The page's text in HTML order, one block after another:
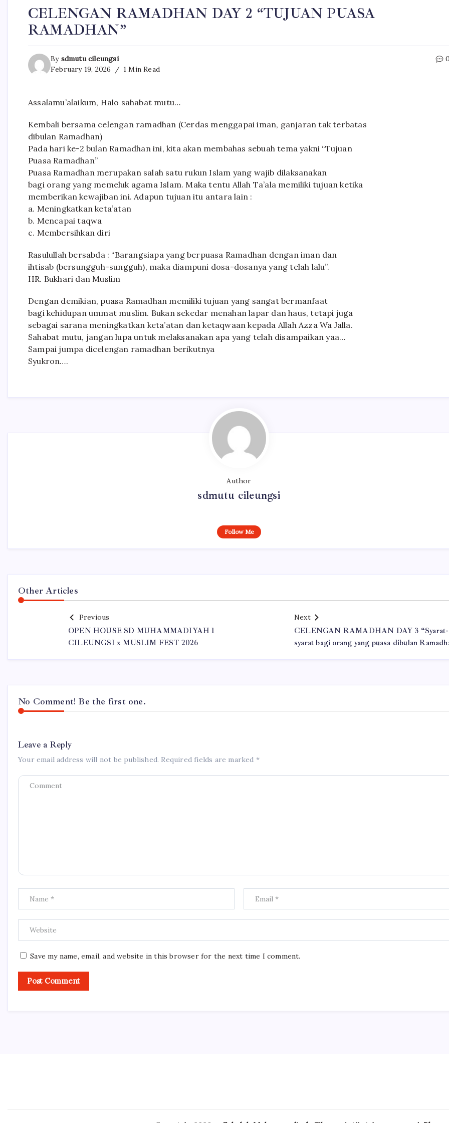
CELENGAN RAMADHAN DAY 2 “TUJUAN PUASA
RAMADHAN”
By sdmutu cileungsi
February 19, 2026
1 Min Read
Assalamu’alaikum, Halo sahabat mutu…
Kembali bersama celengan ramadhan (Cerdas menggapai iman, ganjaran tak terbatas
dibulan Ramadhan)
Pada hari ke-2 bulan Ramadhan ini, kita akan membahas sebuah tema yakni “Tujuan
Puasa Ramadhan”
Puasa Ramadhan merupakan salah satu rukun Islam yang wajib dilaksanakan
bagi orang yang memeluk agama Islam. Maka tentu Allah Ta’ala memiliki tujuan ketika
memberikan kewajiban ini. Adapun tujuan itu antara lain :
a. Meningkatkan keta’atan
b. Mencapai taqwa
c. Membersihkan diri
Rasulullah bersabda : “Barangsiapa yang berpuasa Ramadhan dengan iman dan
ihtisab (bersungguh-sungguh), maka diampuni dosa-dosanya yang telah lalu”.
HR. Bukhari dan Muslim
Dengan demikian, puasa Ramadhan memiliki tujuan yang sangat bermanfaat
bagi kehidupan ummat muslim. Bukan sekedar menahan lapar dan haus, tetapi juga
sebagai sarana meningkatkan keta’atan dan ketaqwaan kepada Allah Azza Wa Jalla.
Sahabat mutu, jangan lupa untuk melaksanakan apa yang telah disampaikan yaa…
Sampai jumpa dicelengan ramadhan berikutnya
Syukron….
Author
sdmutu cileungsi
Follow Me
Other Articles
Previous
OPEN HOUSE SD MUHAMMADIYAH 1
CILEUNGSI x MUSLIM FEST 2026
Next
CELENGAN RAMADHAN DAY 3 “Syarat-
syarat bagi orang yang puasa dibulan
No Comment! Be the first one.
Leave a Reply
Your email address will not be published. Required fields are marked *
Save my name, email, and website in this browser for the next time I comment.